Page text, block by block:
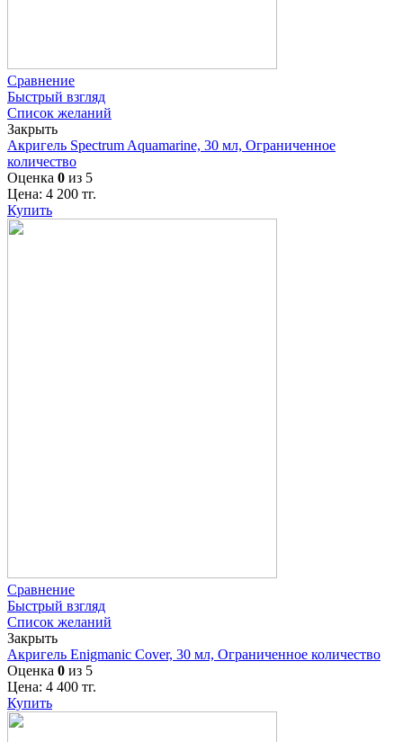
Сравнение
Быстрый взгляд
Список желаний
Закрыть
Акригель Spectrum Aquamarine, 30 мл, Ограниченное
количество
Оценка 0 из 5
Цена: 4 200 тг.
Купить
Сравнение
Быстрый взгляд
Список желаний
Закрыть
Акригель Enigmanic Cover, 30 мл, Ограниченное количество
Оценка 0 из 5
Цена: 4 400 тг.
Купить